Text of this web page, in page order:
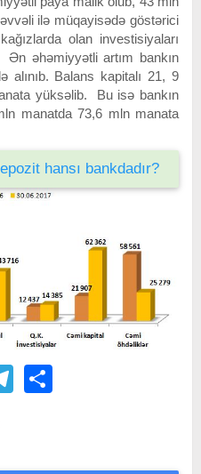
ilə müqayisədə göstərici
olan investisiyaları
Ən əhəmiyyətli artım bankın
alınıb. Balans kapitalı 21, 9
yüksəlib. Bu isə bankın
manatda 73,6 mln manata
hansı bankdadır?
Telegram